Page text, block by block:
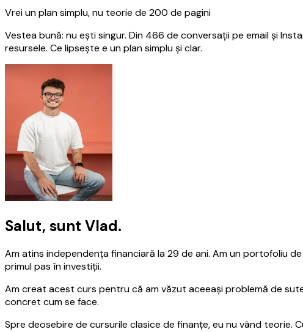
Vrei un plan simplu, nu teorie de 200 de pagini
Vestea bună: nu ești singur. Din 466 de conversații pe email și
resursele. Ce lipsește e un plan simplu și clar.
Salut, sunt Vlad.
Am atins independența financiară la 29 de ani. Am un portofoliu
primul pas în investiții.
Am creat acest curs pentru că am văzut aceeași problemă de
concret cum se face.
Spre deosebire de cursurile clasice de finanțe, eu nu vând teorie.